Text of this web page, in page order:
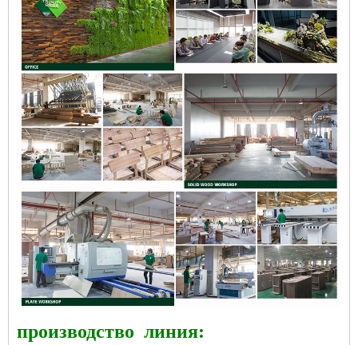
производство линия: